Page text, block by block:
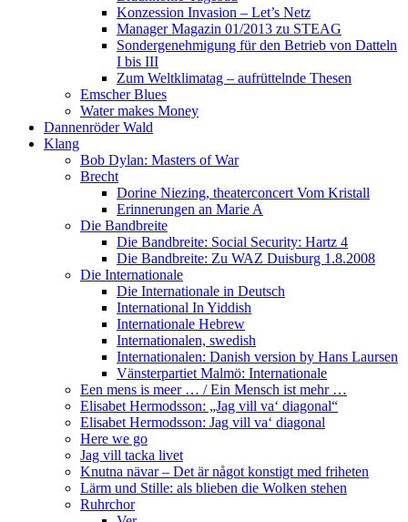
Konzession Invasion – Let’s Netz
Manager Magazin 01/2013 zu STEAG
Sondergenehmigung für den Betrieb von Datteln
I bis III
Zum Weltklimatag – aufrüttelnde Thesen
Emscher Blues
Water makes Money
Dannenröder Wald
Klang
Bob Dylan: Masters of War
Brecht
Dorine Niezing, theaterconcert Vom Kristall
Erinnerungen an Marie A
Die Bandbreite
Die Bandbreite: Social Security: Hartz 4
Die Bandbreite: Zu WAZ Duisburg 1.8.2008
Die Internationale
Die Internationale in Deutsch
International In Yiddish
Internationale Hebrew
Internationalen, swedish
Internationalen: Danish version by Hans Laursen
Vänsterpartiet Malmö: Internationale
Een mens is meer … / Ein Mensch ist mehr …
Elisabet Hermodsson: „Jag vill va‘ diagonal“
Elisabet Hermodsson: Jag vill va‘ diagonal
Here we go
Jag vill tacka livet
Knutna nävar – Det är något konstigt med friheten
Lärm und Stille: als blieben die Wolken stehen
Ruhrchor